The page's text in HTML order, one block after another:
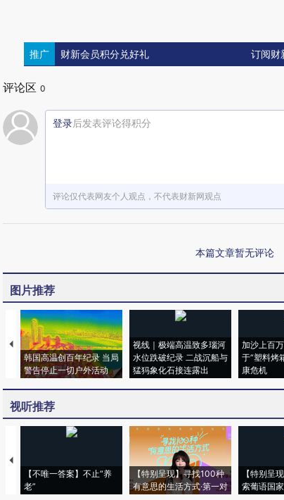
推广 财新会员积分兑好礼 订阅财
评论区 0
登录后发表评论得积分
评论仅代表网友个人观点，不代表财新网观点
本篇文章暂无评论
图片推荐
韩国高温创百年纪录 当局
警告停止一切户外活动
视线｜极端高温致多瑙河
水位跌破纪录 二战沉船与
猛犸象化石接连露出
加沙上百
于“塑料烤
康危机
视听推荐
【不唯一答案】不止“养
老”
【特别呈现】寻找100种
有意思的生活方式·第一对
【特别呈
索葡语国